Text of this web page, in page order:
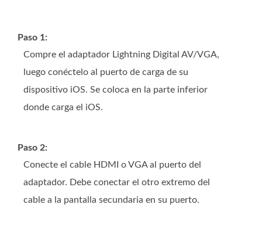
Paso 1:
Compre el adaptador Lightning Digital AV/VGA,
luego conéctelo al puerto de carga de su
dispositivo iOS. Se coloca en la parte inferior
donde carga el iOS.
Paso 2:
Conecte el cable HDMI o VGA al puerto del
adaptador. Debe conectar el otro extremo del
cable a la pantalla secundaria en su puerto.